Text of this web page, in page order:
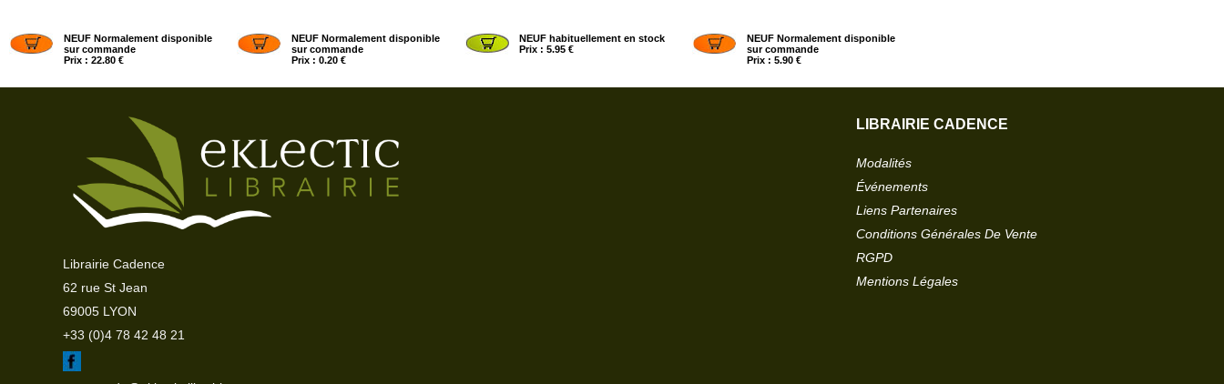
NEUF Normalement disponible
sur commande
Prix : 22.80 €
NEUF Normalement disponible
sur commande
Prix : 0.20 €
NEUF habituellement en stock
Prix : 5.95 €
NEUF Normalement disponible
sur commande
Prix : 5.90 €
Librairie Cadence
62 rue St Jean
69005 LYON
+33 (0)4 78 42 48 21
LIBRAIRIE CADENCE
Modalités
Événements
Liens Partenaires
Conditions Générales De Vente
RGPD
Mentions Légales